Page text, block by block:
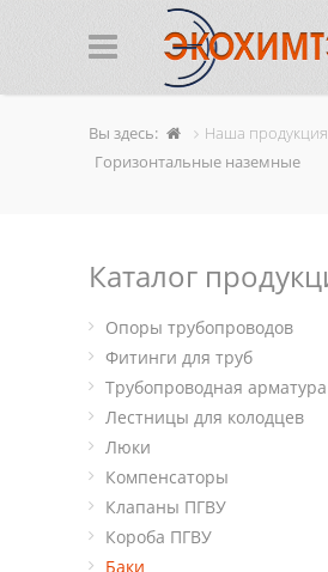
Вы здесь: Наша продукция
Горизонтальные наземные
Каталог
Опоры трубопроводов
Фитинги для труб
Трубопроводная арматура
Лестницы для колодцев
Люки
Компенсаторы
Клапаны ПГВУ
Короба ПГВУ
Баки